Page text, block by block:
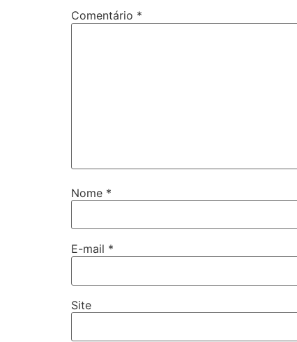
Comentário *
Nome *
E-mail *
Site